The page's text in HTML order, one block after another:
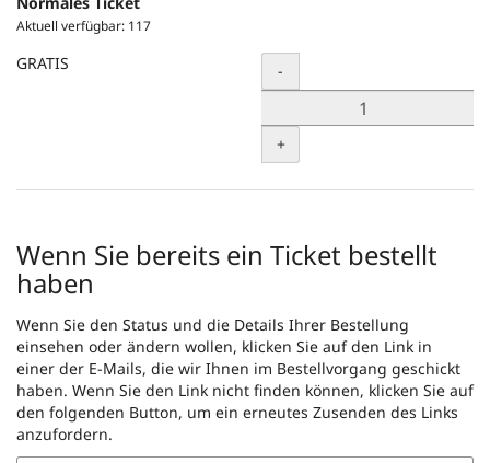
Aktuell verfügbar: 117
GRATIS Menge
-
+
Wenn Sie bereits ein Ticket bestellt
haben
Wenn Sie den Status und die Details Ihrer Bestellung
einsehen oder ändern wollen, klicken Sie auf den Link in
einer der E-Mails, die wir Ihnen im Bestellvorgang geschickt
haben. Wenn Sie den Link nicht finden können, klicken Sie auf
den folgenden Button, um ein erneutes Zusenden des Links
anzufordern.